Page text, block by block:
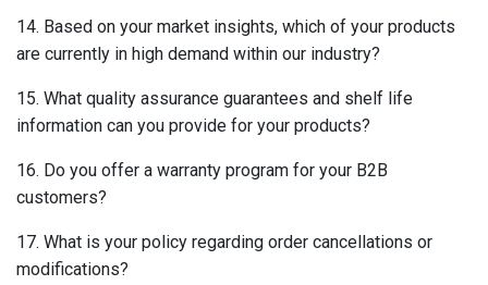
14. Based on your market insights, which of your products
are currently in high demand within our industry?
15. What quality assurance guarantees and shelf life
information can you provide for your products?
16. Do you offer a warranty program for your B2B
customers?
17. What is your policy regarding order cancellations or
modifications?